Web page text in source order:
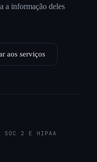
a informação deles
aos serviços
SOC 2 E HIPAA